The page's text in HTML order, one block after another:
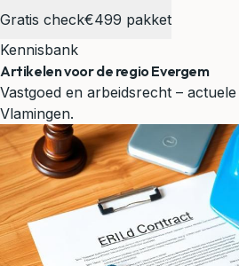
Gratis check€499 pakket
Kennisbank
Artikelen voor de regio Evergem
Vastgoed en arbeidsrecht –
Vlamingen.